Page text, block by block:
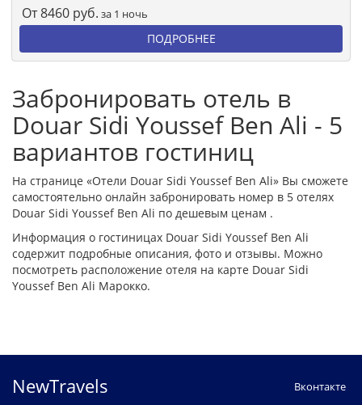
От8460 руб. за 1 ночь
ПОДРОБНЕЕ
Забронировать отель в
Douar Sidi Youssef Ben Ali - 5
вариантов гостиниц
На странице «Отели Douar Sidi Youssef Ben Ali» Вы сможете
самостоятельно онлайн забронировать номер в 5 отелях
Douar Sidi Youssef Ben Ali по дешевым ценам .
Информация о гостиницах Douar Sidi Youssef Ben Ali
содержит подробные описания, фото и отзывы. Можно
посмотреть расположение отеля на карте Douar Sidi
Youssef Ben Ali Марокко.
NewTravels
Вконтакте